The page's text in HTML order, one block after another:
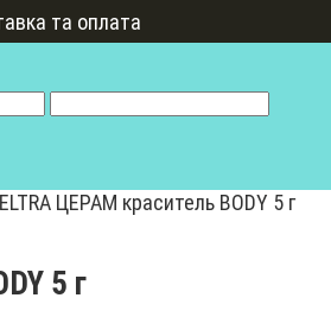
та оплата
ЦЕРАМ краситель BODY 5 г
5 г